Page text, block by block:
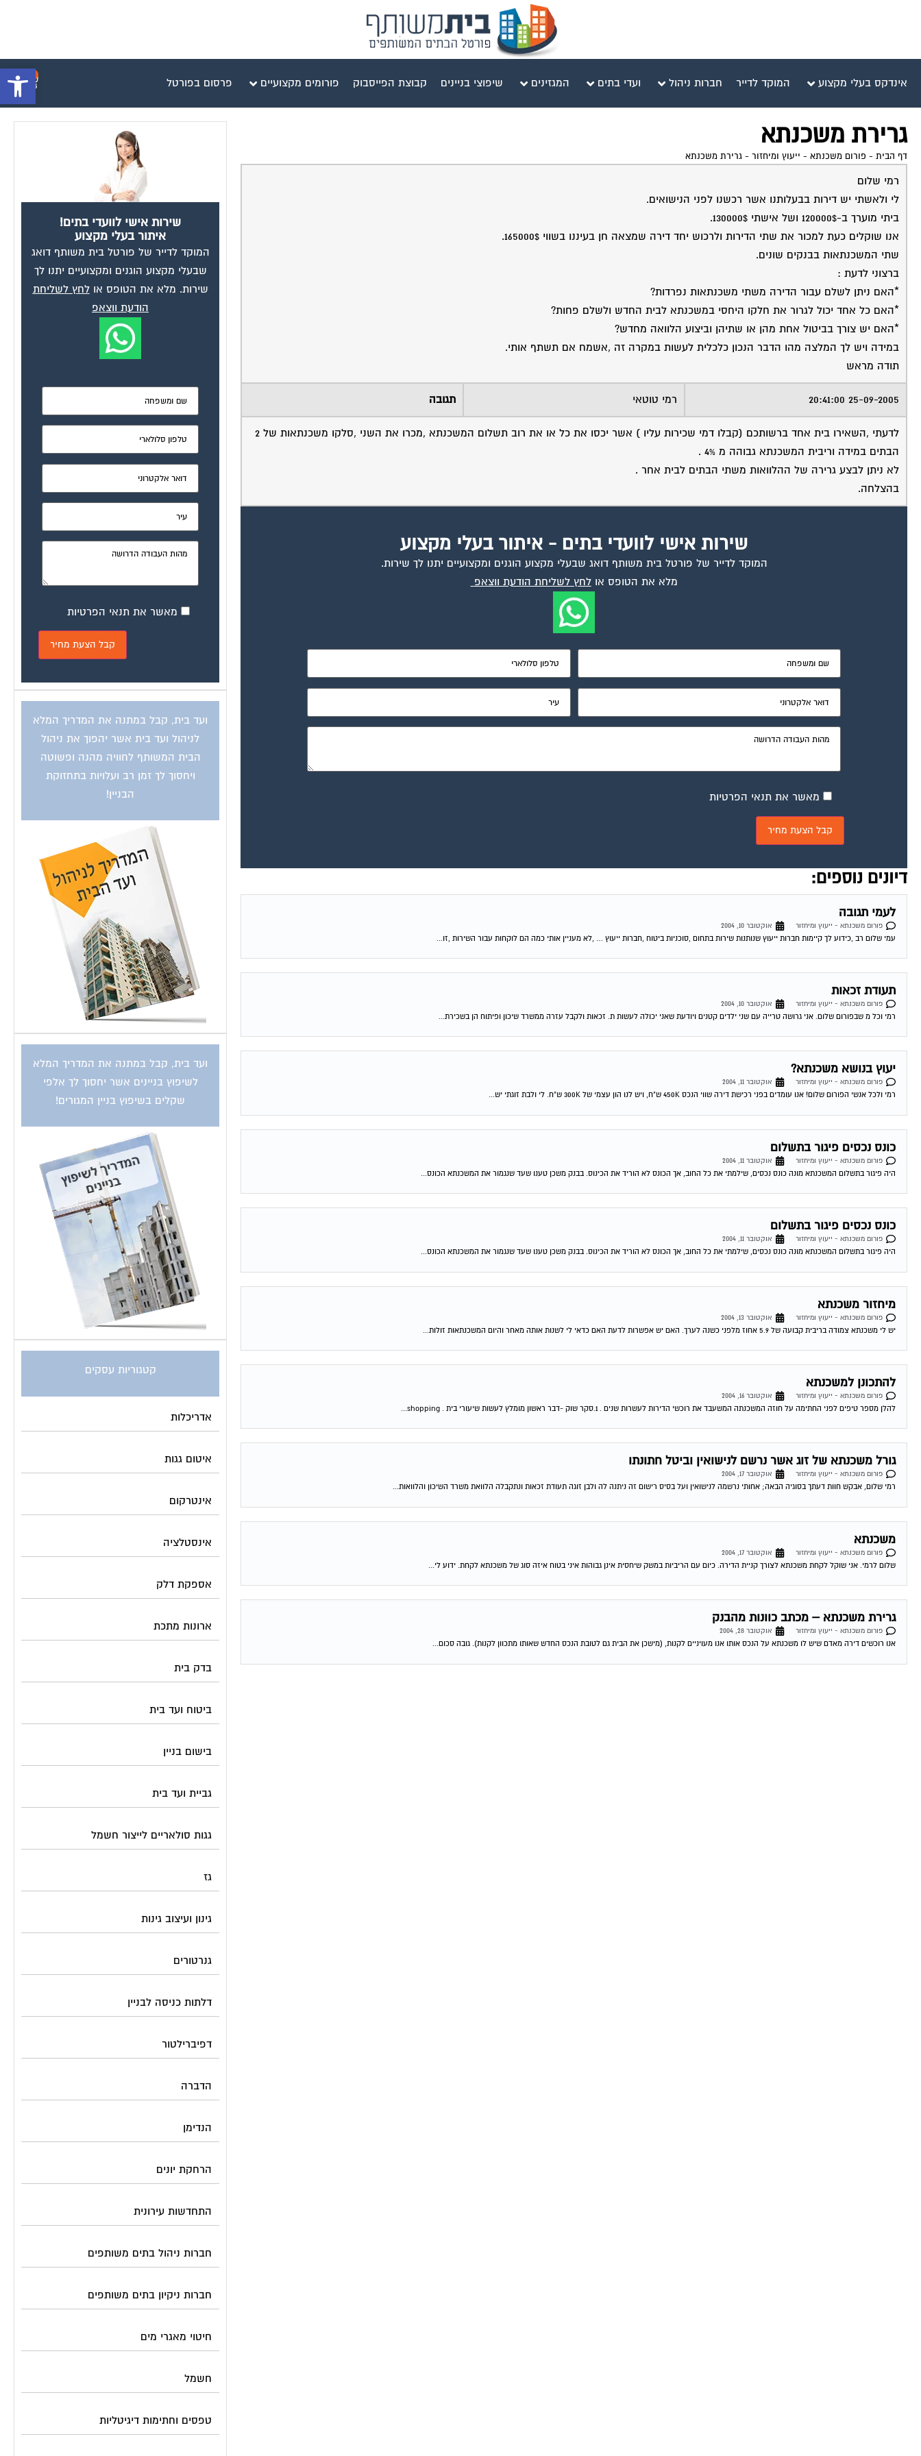
פתח אינדקס בעלי מקצוע המוקד לדייר חברות ניהול ועדי בתים המגזינים שיפוצי בניינים קבוצת הפייסבוק פורומים מקצועיים פרסום בפורטל
גרירת משכנתא
דף הבית - פורום משכנתא - ייעוץ ומיחזור - גרירת משכנתא
רמי שלום
לי ולאשתי יש דירות בבעלותנו אשר רכשנו לפני הנישואים.
ביתי מוערך ב-120000$ ושל אישתי 130000$.
אנו שוקלים כעת למכור את שתי הדירות ולרכוש יחד דירה שמצאה חן בעיננו בשווי 165000$.
שתי המשכנתאות בבנקים שונים.
ברצוני לדעת :
*האם ניתן לשלם עבור הדירה משתי משכנתאות נפרדות?
*האם כל אחד יכול לגרור את חלקו היחסי במשכנתא לבית החדש ולשלם פחות?
*האם יש צורך בביטול אחת מהן או שתיהן וביצוע הלוואה מחדש?
במידה ויש לך המלצה מהו הדבר הנכון כלכלית לעשות במקרה זה ,אשמח אם תשתף אותי.
תודה מראש
25-09-2005 20:41:00 רמי טוטאי תגובה
לדעתי ,השאירו בית אחד ברשותכם (קבלו דמי שכירות עליו ) אשר יכסו את כל או את רוב תשלום המשכנתא ,מכרו את השני ,סלקו משכנתאות של 2
הבתים במידה וריבית המשכנתא גבוהה מ 4% .
לא ניתן לבצע גרירה של ההלוואות משתי הבתים לבית אחר .
בהצלחה.
שירות אישי לוועדי בתים - איתור בעלי מקצוע
המוקד לדייר של פורטל בית משותף דואג שבעלי מקצוע הוגנים ומקצועיים יתנו לך שירות.
מלא את הטופס אולחץ לשליחת הודעת ווצאפ
מאשר את תנאי הפרטיות
דיונים נוספים:
לעמי תגובה
פורום משכנתא - ייעוץ ומיחזור
אוקטובר 10, 2004
עמי שלום רב ,כידוע לך קיימות חברות ייעוץ שנותנות שירות בתחום ,סוכניות ביטוח ,חברות ייעוץ … ,לא מעניין אותי כמה הם לוקחות עבור השירות ,זו...
תעודת זכאות
פורום משכנתא - ייעוץ ומיחזור
אוקטובר 10, 2004
רמי וכל מ שבפורום שלום. אני גרושה טרייה עם שני ילדים קטנים ויודעת שאני יכולה לעשות ת. זכאות ולקבל עזרה ממשרד שיכון ופיתוח הן בשכירת...
יעוץ בנושא משכנתא?
פורום משכנתא - ייעוץ ומיחזור
אוקטובר 11, 2004
רמי ולכל אנשי הפורום שלום! אנו עומדים בפני רכישת דירה שווי הנכס 450K ש"ח, ויש לנו הון עצמי של 300K ש"ח. לי ולבת זוגתי יש...
כונס נכסים פיגור בתשלום
פורום משכנתא - ייעוץ ומיחזור
אוקטובר 11, 2004
היה פיגור בתשלום המשכנתא מונה כונס נכסים, שילמתי את כל החוב, אך הכונס לא הוריד את הכינוס. בבנק משכן טענו שעד שנגמור את המשכנתא הכונס...
כונס נכסים פיגור בתשלום
פורום משכנתא - ייעוץ ומיחזור
אוקטובר 11, 2004
היה פיגור בתשלום המשכנתא מונה כונס נכסים, שילמתי את כל החוב, אך הכונס לא הוריד את הכינוס. בבנק משכן טענו שעד שנגמור את המשכנתא הכונס...
מיחזור משכנתא
פורום משכנתא - ייעוץ ומיחזור
אוקטובר 13, 2004
יש לי משכנתא צמודה בריבית קבועה של 5.9 אחוז מלפני כשנה לערך. האם יש אפשרות לדעת האם כדאי לי לשנות אותה מאחר והיום המשכנתאות זולות...
להתכונן למשכנתא
פורום משכנתא - ייעוץ ומיחזור
אוקטובר 16, 2004
להלן מספר טיפים לפני החתימה על חוזה המשכנתה המשעבד את רוכשי הדירות לעשרות שנים . 1.סקר שוק -דבר ראשון מומלץ לעשות שיעורי בית . shopping...
גורל משכנתא של זוג אשר נרשם לנישואין וביטל חתונתו
פורום משכנתא - ייעוץ ומיחזור
אוקטובר 17, 2004
רמי שלום, אבקש חוות דעתך בסוגיה הבאה; אחותי נרשמה לנישואין ועל בסיס רישום זה ניתנה לה ולבן זוגה תעודת זכאות ונתקבלה הלוואת משרד השיכון והלוואות...
משכנתא
פורום משכנתא - ייעוץ ומיחזור
אוקטובר 17, 2004
שלום לרמי. אני שוקל לקחת משכנתא לצורך קניית הדירה. כיום עם הריביות במשק שיחסית אינן גבוהות איני בטוח איזה סוג של משכנתא לקחת. ידוע לי...
גרירת משכנתא – מכתב כוונות מהבנק
פורום משכנתא - ייעוץ ומיחזור
אוקטובר 28, 2004
אנו רוכשים דירה מאדם שיש לו משכנתא על הנכס אותו אנו מעויניים לקנות, (מישכן את הבית גם לטובת הנכס החדש שאותו מתכוון לקנות). גובה סכום...
שירות אישי לוועדי בתים!
איתור בעלי מקצוע
המוקד לדייר של פורטל בית משותף דואג
שבעלי מקצוע הוגנים ומקצועיים יתנו לך
שירות. מלא את הטופס אולחץ לשליחת
הודעת ווצאפ
מאשר את תנאי הפרטיות
ועד בית, קבל במתנה את המדריך המלא
לניהול ועד בית אשר יהפוך את ניהול
הבית המשותף לחוויה מהנה ופשוטה
ויחסוך לך זמן רב ועלויות בתחזוקת
הבניין!
ועד בית, קבל במתנה את המדריך המלא
לשיפוץ בניינים אשר יחסוך לך אלפי
שקלים בשיפוץ בניין המגורים!
קטגוריות עסקים
אדריכלות
איטום גגות
אינטרקום
אינסטלציה
אספקת דלק
ארונות מתכת
בדק בית
ביטוח ועד בית
בישום בניין
גביית ועד בית
גגות סולאריים לייצור חשמל
גז
גינון ועיצוב גינות
גנרטורים
דלתות כניסה לבניין
דפיברילטור
הדברה
הנדימן
הרחקת יונים
התחדשות עירונית
חברות ניהול בתים משותפים
חברות ניקיון בתים משותפים
חיטוי מאגרי מים
חשמל
טפסים וחתימות דיגיטליות